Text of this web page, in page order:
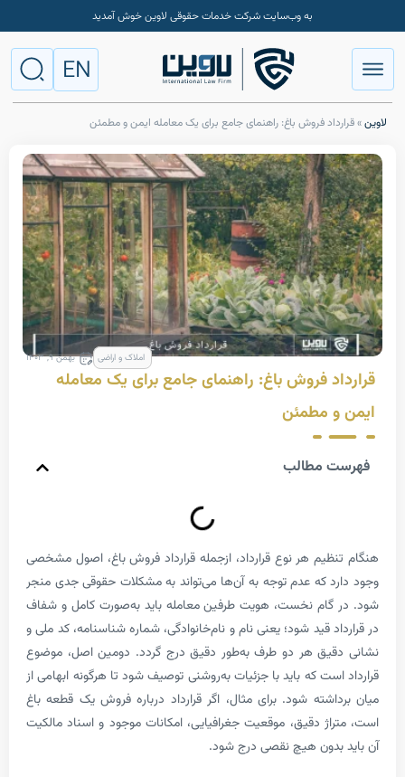
به وب‌سایت شرکت خدمات حقوقی لاوین خوش آمدید
فروش باغ: راهنمای جامع برای یک معامله ایمن و مطمئن
املاک و اراضی بهمن ۹, ۱۴۰۳
فروش باغ: راهنمای جامع برای یک معامله
مطمئن
مطالب
هر نوع قرارداد، ازجمله قرارداد فروش باغ، اصول مشخصی
که عدم توجه به آن‌ها می‌تواند به مشکلات حقوقی جدی منجر
نخست، هویت طرفین معامله باید به‌صورت کامل و شفاف
قید شود؛ یعنی نام و نام‌خانوادگی، شماره شناسنامه، کد ملی و
هر دو طرف به‌طور دقیق درج گردد. دومین اصل، موضوع
که باید با جزئیات به‌روشنی توصیف شود تا هرگونه ابهامی از
شود. برای مثال، اگر قرارداد درباره فروش یک قطعه باغ
دقیق، موقعیت جغرافیایی، امکانات موجود و اسناد مالکیت
هیچ نقصی درج شود.